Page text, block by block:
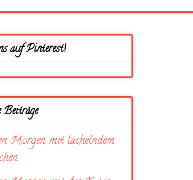
auf Pinterest!
Beiträge
Morgen mit lächelndem